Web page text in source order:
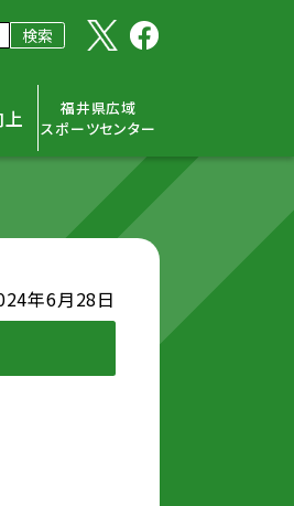
福井県広域
スポーツセンター
年6月28日